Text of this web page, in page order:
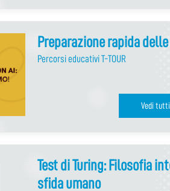
Preparazione rapida
Percorsi educativi T-TOUR
Vedi
Test di Turing: Filosofia
sfida umano